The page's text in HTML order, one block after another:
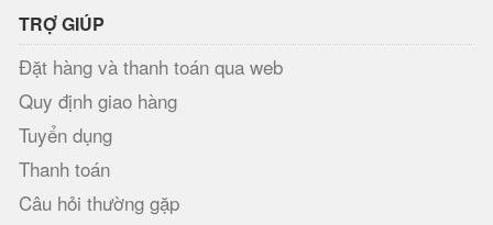
TRỢ GIÚP
Đặt hàng và thanh toán qua web
Quy định giao hàng
Tuyển dụng
Thanh toán
Câu hỏi thường gặp